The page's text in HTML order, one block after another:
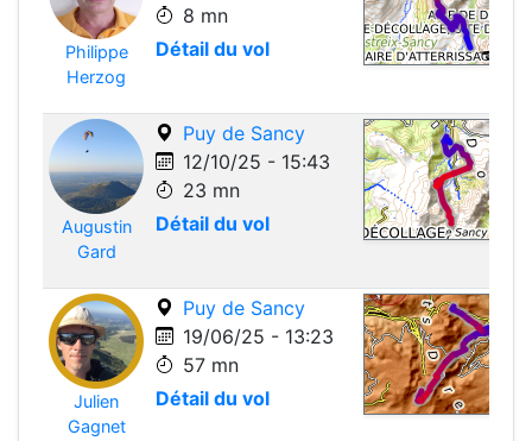
Philippe
Herzog
8 mn
Détail du vol
Augustin
Gard
Puy de Sancy
12/10/25 - 15:43
23 mn
Détail du vol
Julien
Gagnet
Puy de Sancy
19/06/25 - 13:23
57 mn
Détail du vol